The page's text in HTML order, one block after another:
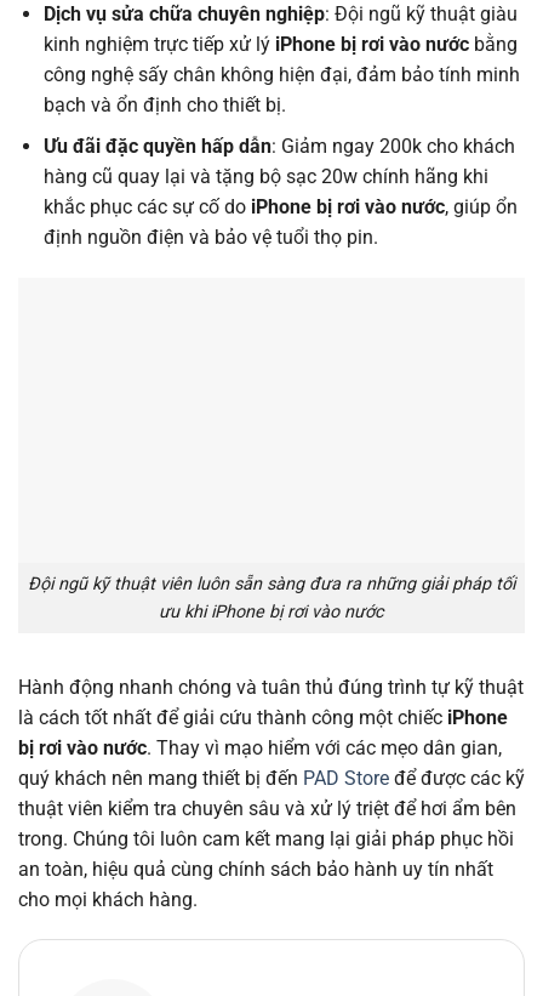
Dịch vụ sửa chữa chuyên nghiệp: Đội ngũ kỹ thuật giàu
kinh nghiệm trực tiếp xử lý iPhone bị rơi vào nướcbằng
công nghệ sấy chân không hiện đại, đảm bảo tính minh
bạch và ổn định cho thiết bị.
Ưu đãi đặc quyền hấp dẫn: Giảm ngay 200k cho khách
hàng cũ quay lại và tặng bộ sạc 20w chính hãng khi
khắc phục các sự cố do iPhone bị rơi vào nước, giúp ổn
định nguồn điện và bảo vệ tuổi thọ pin.
Đội ngũ kỹ thuật viên luôn sẵn sàng đưa ra những giải pháp tối
ưu khi iPhone bị rơi vào nước
Hành động nhanh chóng và tuân thủ đúng trình tự kỹ thuật
là cách tốt nhất để giải cứu thành công một chiếc iPhone
bị rơi vào nước. Thay vì mạo hiểm với các mẹo dân gian,
quý khách nên mang thiết bị đến PAD Store để được các kỹ
thuật viên kiểm tra chuyên sâu và xử lý triệt để hơi ẩm bên
trong. Chúng tôi luôn cam kết mang lại giải pháp phục hồi
an toàn, hiệu quả cùng chính sách bảo hành uy tín nhất
cho mọi khách hàng.